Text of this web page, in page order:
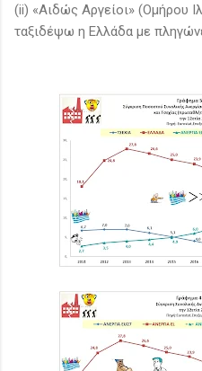
(ii) «Αιδώς Αργείοι» (Ομήρου
ταξιδέψω η Ελλάδα με